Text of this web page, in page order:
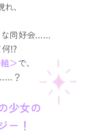
、
な同好会……
何⁉︎
＞で、
？
少女の
ー！